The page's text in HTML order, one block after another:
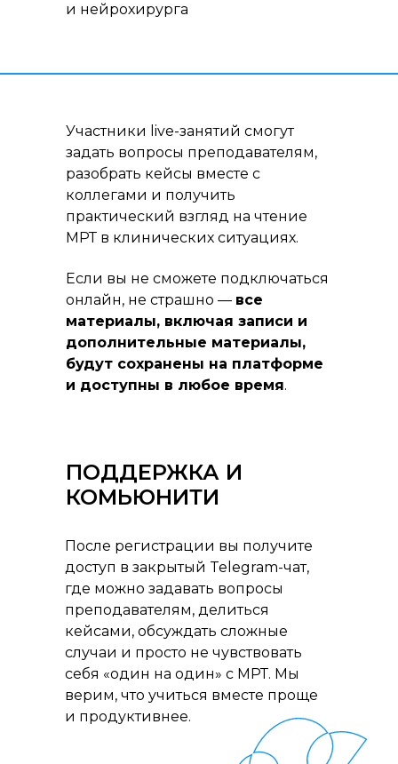
и нейрохирурга
Если вы не сможете подключаться
онлайн, не страшно — все
материалы, включая записи и
дополнительные материалы,
будут сохранены на платформе
и доступны в любое время.
Участники live-занятий смогут
задать вопросы преподавателям,
разобрать кейсы вместе с
коллегами и получить
практический взгляд на чтение
МРТ в клинических ситуациях.
ПОДДЕРЖКА И
КОМЬЮНИТИ
После регистрации вы получите
доступ в закрытый Telegram-чат,
где можно задавать вопросы
преподавателям, делиться
кейсами, обсуждать сложные
случаи и просто не чувствовать
себя «один на один» с МРТ. Мы
верим, что учиться вместе проще
и продуктивнее.